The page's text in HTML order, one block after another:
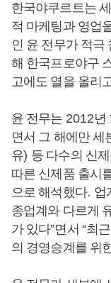
한국야쿠르트는
적 마케팅과 영업
인 윤 전무가 적극
해 한국프로야구
고에도 열을 올리
윤 전무는 2012년
면서 그 해에만 세
유) 등 다수의 신
따른 신제품 출시
으로 해석했다. 업
종업계와 다르게
가 있다”면서 “최
의 경영승계를 위